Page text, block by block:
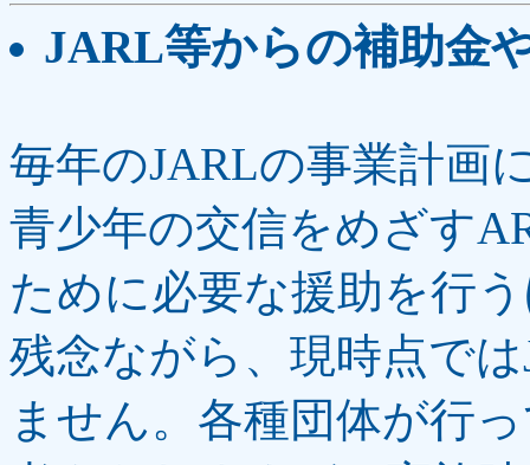
JARL等からの補助金
毎年のJARLの事業計画
青少年の交信をめざす
ために必要な援助を行
残念ながら、現時点で
ません。各種団体が行